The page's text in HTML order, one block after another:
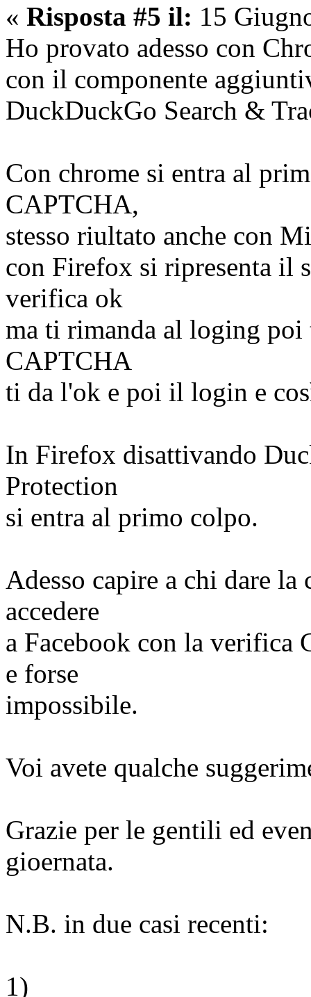
« Risposta #5 il: 15
Ho provato adesso con
con il componente
DuckDuckGo Search &
Con chrome si entra al
CAPTCHA,
stesso riultato anche con
con Firefox si ripresenta il
verifica ok
ma ti rimanda al loging
CAPTCHA
ti da l'ok e poi il login e
In Firefox disattivando
Protection
si entra al primo colpo.
Adesso capire a chi dare
accedere
a Facebook con la verifica
e forse
impossibile.
Voi avete qualche
Grazie per le gentili ed
gioernata.
N.B. in due casi recenti:
1)